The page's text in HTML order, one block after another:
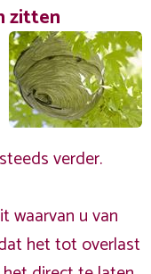
zitten
verder.
waarvan u van
het tot overlast